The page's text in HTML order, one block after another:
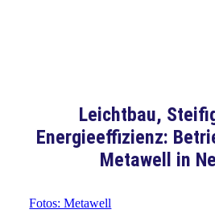
Leichtbau,
Energieeffizienz:
Metawell in
Fotos: Metawell